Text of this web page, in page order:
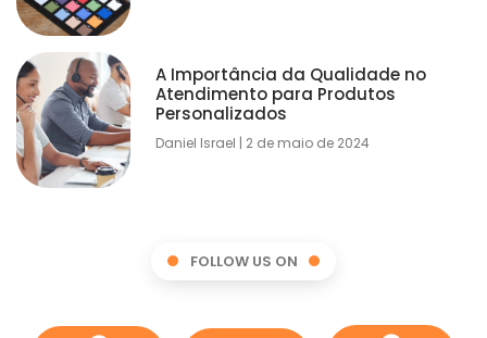
A Importância da Qualidade no
Atendimento para Produtos
Personalizados
Daniel Israel 2 de maio de 2024
FOLLOW US ON